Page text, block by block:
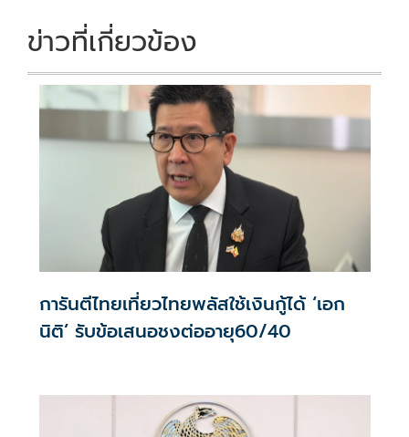
ข่าวที่เกี่ยวข้อง
การันตีไทยเที่ยวไทยพลัสใช้เงินกู้ได้ ‘เอก
นิติ’ รับข้อเสนอชงต่ออายุ60/40